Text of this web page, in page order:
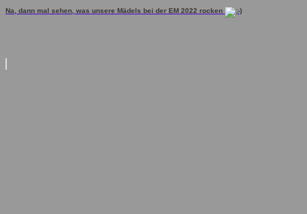
Na, dann mal sehen, was unsere Mädels bei der EM 2022 rocken